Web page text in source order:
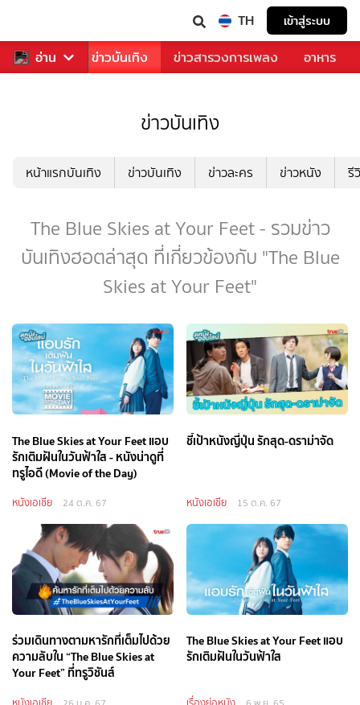
TH เข้าสู่ระบบ
อ่าน
ฬา ข่าว ข่าวบันเทิง ข่าวสารวงการเพลง อาหาร
ข่าวบันเทิง
หน้าแรกบันเทิง ข่าวบันเทิง ข่าวละคร ข่าวหนัง รี
The Blue Skies at Your Feet - รวมข่าว
บันเทิงฮอตล่าสุด ที่เกี่ยวข้องกับ "The Blue
Skies at Your Feet"
The Blue Skies at Your Feet แอบ
รักเติมฝันในวันฟ้าใส - หนังน่าดูที่
ทรูไอดี (Movie of the Day)
หนังเอเชีย 24 ต.ค. 67
ชี้เป้าหนังญี่ปุ่น รักสุด-ดราม่าจัด
หนังเอเชีย 15 ต.ค. 67
ร่วมเดินทางตามหารักที่เต็มไปด้วย
ความลับใน “The Blue Skies at
Your Feet” ที่ทรูวิชันส์
The Blue Skies at Your Feet แอบ
รักเติมฝันในวันฟ้าใส